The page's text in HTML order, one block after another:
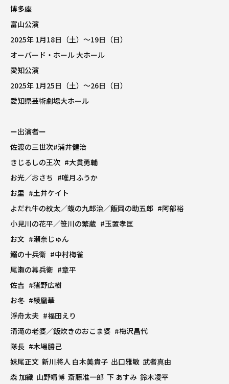
博多座
富山公演
2025年 1月18日（土）〜19日（日）
オーバード・ホール 大ホール
愛知公演
2025年 1月25日（土）〜26日（日）
愛知県芸術劇場大ホール
ー出演者ー
佐渡の三世次#浦井健治
きじるしの王次 #大貫勇輔
お光／おさち #唯月ふうか
お里 #土井ケイト
よだれ牛の紋太／蝮の九郎治／飯岡の助五郎 #阿部裕
小見川の花平／笹川の繁蔵 #玉置孝匡
お文 #瀬奈じゅん
鰯の十兵衛 #中村梅雀
尾瀬の幕兵衛 #章平
佐吉 #猪野広樹
お冬 #綾凰華
浮舟太夫 #福田えり
清滝の老婆／飯炊きのおこま婆 #梅沢昌代
隊長 #木場勝己
妹尾正文 新川將人 白木美貴子 出口雅敏 武者真由
森 加織 山野靖博 斎藤准一郎 下 あすみ 鈴木凌平